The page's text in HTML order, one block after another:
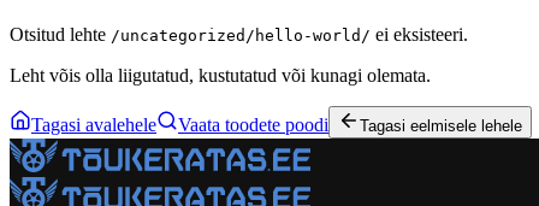
Otsitud lehte /uncategorized/hello-world/ ei eksisteeri.
Leht võis olla liigutatud, kustutatud või kunagi olemata.
Tagasi avalehele Vaata toodete poodi Tagasi eelmisele lehele